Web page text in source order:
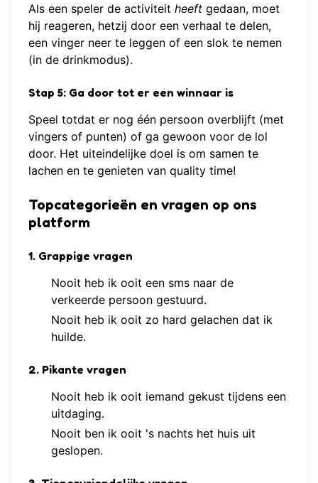
Als een speler de activiteit heeft gedaan, moet
hij reageren, hetzij door een verhaal te delen,
een vinger neer te leggen of een slok te nemen
(in de drinkmodus).
Stap 5: Ga door tot er een winnaar is
Speel totdat er nog één persoon overblijft (met
vingers of punten) of ga gewoon voor de lol
door. Het uiteindelijke doel is om samen te
lachen en te genieten van quality time!
Topcategorieën en vragen op ons
platform
1. Grappige vragen
Nooit heb ik ooit een sms naar de
verkeerde persoon gestuurd.
Nooit heb ik ooit zo hard gelachen dat ik
huilde.
2. Pikante vragen
Nooit heb ik ooit iemand gekust tijdens een
uitdaging.
Nooit ben ik ooit 's nachts het huis uit
geslopen.